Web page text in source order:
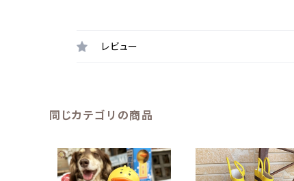
レビュー
同じカテゴリの商品